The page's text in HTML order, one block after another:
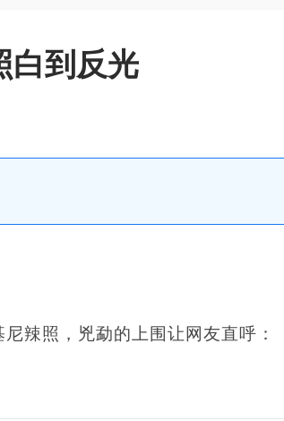
白到反光
辣照，兇勐的上围让网友直呼：